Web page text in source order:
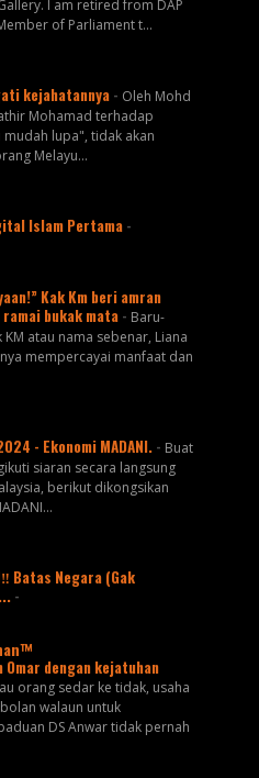
I am retired from DAP
of Parliament t...
kejahatannya - Oleh Mohd
Mohamad terhadap
lupa", tidak akan
Melayu...
Islam Pertama -
Kak Km beri amran
bukak mata - Baru-
atau nama sebenar, Liana
mempercayai manfaat dan
- Ekonomi MADANI. - Buat
siaran secara langsung
berikut dikongsikan
Batas Negara (Gak
-
Omar dengan kejatuhan
orang sedar ke tidak, usaha
walaun untuk
DS Anwar tidak pernah